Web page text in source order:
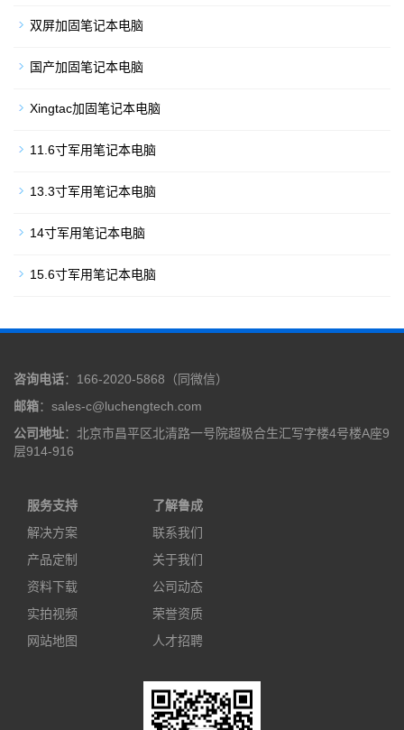
双屏加固笔记本电脑
国产加固笔记本电脑
Xingtac加固笔记本电脑
11.6寸军用笔记本电脑
13.3寸军用笔记本电脑
14寸军用笔记本电脑
15.6寸军用笔记本电脑
咨询电话：166-2020-5868（同微信）
邮箱：sales-c@luchengtech.com
公司地址：北京市昌平区北清路一号院超极合生汇写字楼4号楼A座9
层914-916
服务支持
解决方案
产品定制
资料下载
实拍视频
网站地图
了解鲁成
联系我们
关于我们
公司动态
荣誉资质
人才招聘